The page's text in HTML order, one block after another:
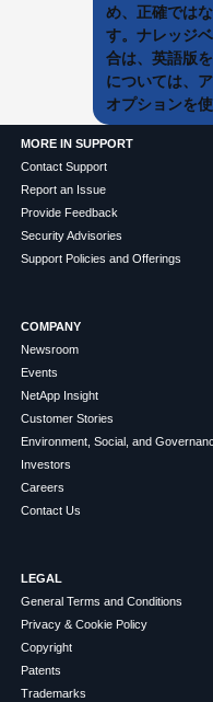
め、正確では
す。ナレッジ
合は、英語版
については、
オプションを
MORE IN SUPPORT
Contact Support
Report an Issue
Provide Feedback
Security Advisories
Support Policies and Offerings
COMPANY
Newsroom
Events
NetApp Insight
Customer Stories
Environment, Social, and
Investors
Careers
Contact Us
LEGAL
General Terms and Conditions
Privacy & Cookie Policy
Copyright
Patents
Trademarks